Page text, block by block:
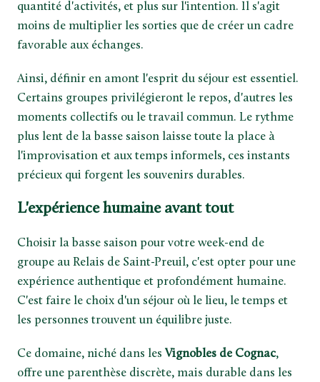
quantité d'activités, et plus sur l'intention. Il s'agit
moins de multiplier les sorties que de créer un cadre
favorable aux échanges.
Ainsi, définir en amont l'esprit du séjour est essentiel.
Certains groupes privilégieront le repos, d'autres les
moments collectifs ou le travail commun. Le rythme
plus lent de la basse saison laisse toute la place à
l'improvisation et aux temps informels, ces instants
précieux qui forgent les souvenirs durables.
L'expérience humaine avant tout
Choisir la basse saison pour votre week-end de
groupe au Relais de Saint-Preuil, c'est opter pour une
expérience authentique et profondément humaine.
C'est faire le choix d'un séjour où le lieu, le temps et
les personnes trouvent un équilibre juste.
Ce domaine, niché dans les Vignobles de Cognac,
offre une parenthèse discrète, mais durable dans les